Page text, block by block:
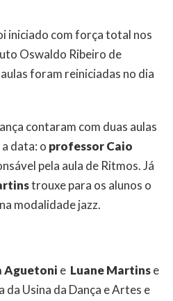
iniciado com força total nos
Oswaldo Ribeiro de
foram reiniciadas no dia
contaram com duas aulas
data: o professor Caio
pela aula de Ritmos. Já
trouxe para os alunos o
modalidade jazz.
Aguetoni e Luane Martinse
Usina da Dança e Artes e